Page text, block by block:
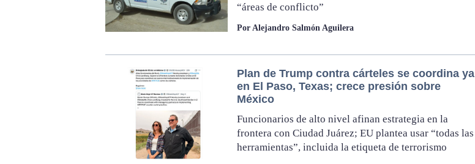
“áreas de conflicto”
Por Alejandro Salmón Aguilera
Plan de Trump contra cárteles se coordina ya
en El Paso, Texas; crece presión sobre
México
Funcionarios de alto nivel afinan estrategia en la
frontera con Ciudad Juárez; EU plantea usar “todas las
herramientas”, incluida la etiqueta de terrorismo